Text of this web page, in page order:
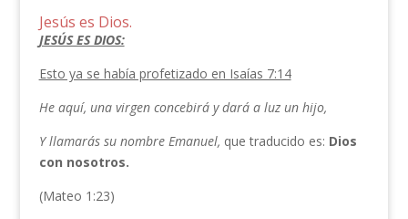
Jesús es Dios.
JESÚS ES DIOS:
Esto ya se había profetizado en Isaías 7:14
He aquí, una virgen concebirá y dará a luz un hijo,
Y llamarás su nombre Emanuel, que traducido es: Dios
con nosotros.
(Mateo 1:23)